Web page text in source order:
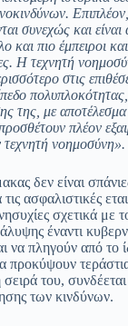
συνεχώς και είναι
και πιο έμπειροι και
Η τεχνητή
στις
της, με
πλέον
νοημοσύνη».
δεν είναι
ασφαλιστικές
σχετικά με
έναντι
να πληγούν από το
προκύψουν
του,
των κινδύνων.